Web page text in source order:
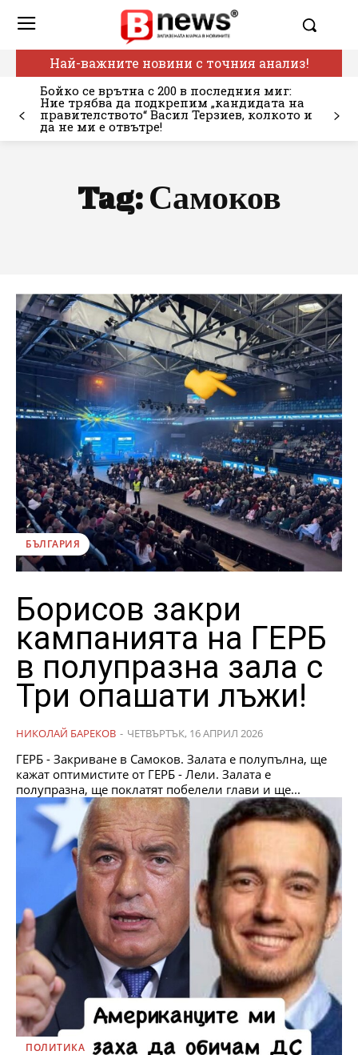
Най-важните новини с точния анализ!
Бойко се врътна с 200 в последния миг:
Ние трябва да подкрепим „кандидата на
правителството“ Васил Терзиев, колкото и
да не ми е отвътре!
Tag: Самоков
БЪЛГАРИЯ
Борисов закри
кампанията на ГЕРБ
в полупразна зала с
Три опашати лъжи!
НИКОЛАЙ БАРЕКОВ - ЧЕТВЪРТЪК, 16 АПРИЛ 2026
ГЕРБ - Закриване в Самоков. Залата е полупълна, ще
кажат оптимистите от ГЕРБ - Лели. Залата е
полупразна, ще поклатят побелели глави и ще...
ПОЛИТИКА